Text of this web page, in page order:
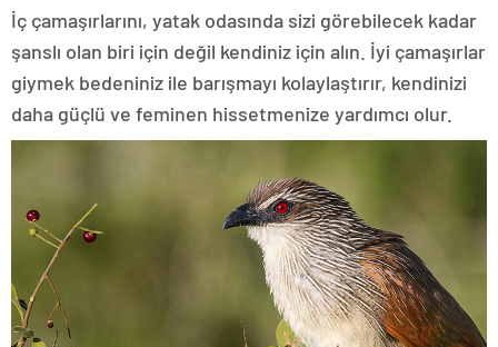
İç çamaşırlarını, yatak odasında sizi görebilecek kadar
şanslı olan biri için değil kendiniz için alın. İyi çamaşırlar
giymek bedeniniz ile barışmayı kolaylaştırır, kendinizi
daha güçlü ve feminen hissetmenize yardımcı olur.